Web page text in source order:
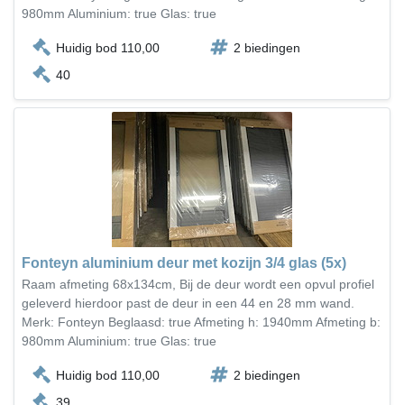
980mm Aluminium: true Glas: true
Huidig bod 110,00
2 biedingen
40
Fonteyn aluminium deur met kozijn 3/4 glas (5x)
Raam afmeting 68x134cm, Bij de deur wordt een opvul profiel
geleverd hierdoor past de deur in een 44 en 28 mm wand.
Merk: Fonteyn Beglaasd: true Afmeting h: 1940mm Afmeting b:
980mm Aluminium: true Glas: true
Huidig bod 110,00
2 biedingen